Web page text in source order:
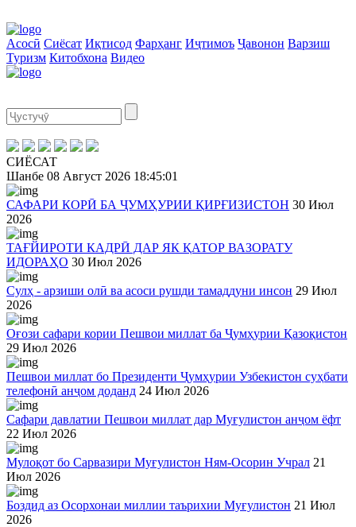
Асосӣ Сиёсат Иқтисод Фарҳанг Иҷтимоъ Ҷавонон Варзиш
Туризм Китобхона Видео
СИЁСАТ
Шанбе 08 Август 2026 18:45:02
САФАРИ КОРӢ БА ҶУМҲУРИИ ҚИРҒИЗИСТОН 30 Июл
2026
ТАҒЙИРОТИ КАДРӢ ДАР ЯК ҚАТОР ВАЗОРАТУ
ИДОРАҲО 30 Июл 2026
Сулҳ - арзиши олӣ ва асоси рушди тамаддуни инсон 29 Июл
2026
Оғози сафари кории Пешвои миллат ба Ҷумҳурии Қазоқистон
29 Июл 2026
Пешвои миллат бо Президенти Ҷумҳурии Узбекистон суҳбати
телефонӣ анҷом доданд 24 Июл 2026
Сафари давлатии Пешвои миллат дар Муғулистон анҷом ёфт
22 Июл 2026
Мулоқот бо Сарвазири Муғулистон Ням-Осорин Учрал 21
Июл 2026
Боздид аз Осорхонаи миллии таърихии Муғулистон 21 Июл
2026